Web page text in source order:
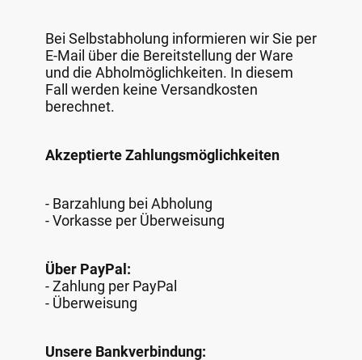
Bei Selbstabholung informieren wir Sie per
E-Mail über die Bereitstellung der Ware
und die Abholmöglichkeiten. In diesem
Fall werden keine Versandkosten
berechnet.
Akzeptierte Zahlungsmöglichkeiten
- Barzahlung bei Abholung
- Vorkasse per Überweisung
Über PayPal:
- Zahlung per PayPal
- Überweisung
Unsere Bankverbindung: